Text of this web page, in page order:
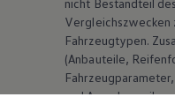
nicht Bestandteil
Vergleichszwecken
Fahrzeugtypen.
(Anbauteile,
und Aerodynamik